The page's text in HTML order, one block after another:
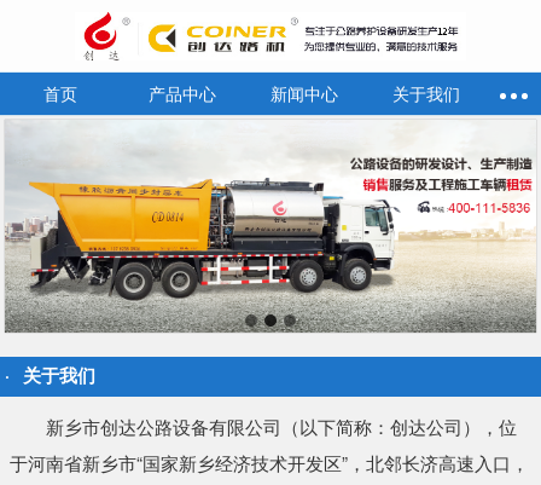
首页 产品中心 新闻中心 关于我们
关于我们
新乡市创达公路设备有限公司（以下简称：创达公司），位
于河南省新乡市“国家新乡经济技术开发区”，北邻长济高速入口，